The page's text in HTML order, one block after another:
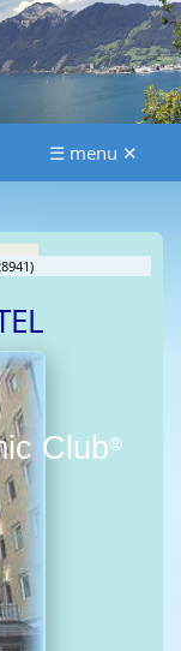
Club®
☰ menu ✕